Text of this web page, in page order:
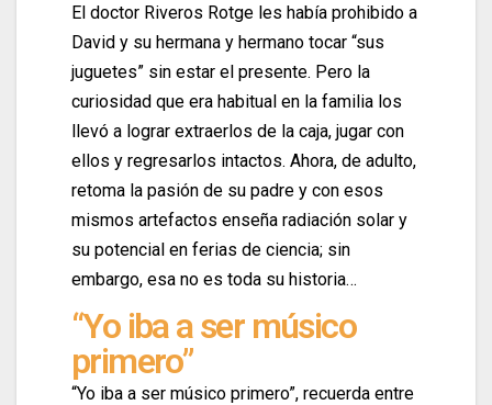
El doctor Riveros Rotge les había prohibido a
David y su hermana y hermano tocar “sus
juguetes” sin estar el presente. Pero la
curiosidad que era habitual en la familia los
llevó a lograr extraerlos de la caja, jugar con
ellos y regresarlos intactos. Ahora, de adulto,
retoma la pasión de su padre y con esos
mismos artefactos enseña radiación solar y
su potencial en ferias de ciencia; sin
embargo, esa no es toda su historia…
“Yo iba a ser músico
primero”
“Yo iba a ser músico primero”, recuerda entre